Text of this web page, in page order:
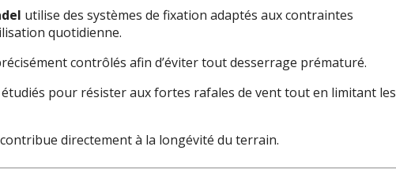
utilise des systèmes de fixation adaptés aux contraintes
quotidienne.
contrôlés afin d’éviter tout desserrage prématuré.
pour résister aux fortes rafales de vent tout en limitant les
directement à la longévité du terrain.